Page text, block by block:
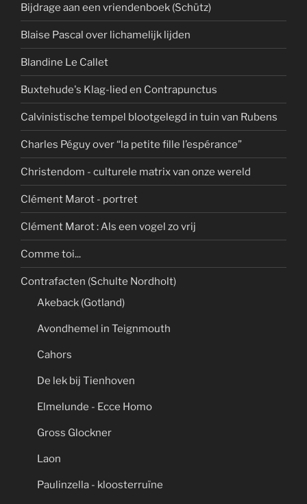
Bijdrage aan een vriendenboek (Schütz)
Blaise Pascal over lichamelijk lijden
Blandine Le Callet
Buxtehude's Klag-lied en Contrapunctus
Calvinistische tempel blootgelegd in tuin van Rubens
Charles Péguy over “la petite fille l’espérance”
Christendom - culturele matrix van onze wereld
Clément Marot - portret
Clément Marot : Als een vogel zo vrij
Comme toi...
Contrafacten (Schulte Nordholt)
Akeback (Gotland)
Avondhemel in Teignmouth
Cahors
De lek bij Tienhoven
Elmelunde - Ecce Homo
Gross Glockner
Laon
Paulinzella - kloosterruïne